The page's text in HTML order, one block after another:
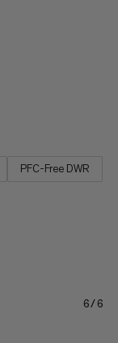
PFC-Free DWR
6/6